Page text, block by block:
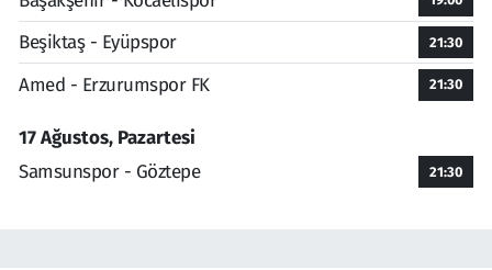
Beşiktaş - Eyüpspor 21:30
Amed - Erzurumspor FK 21:30
17 Ağustos, Pazartesi
Samsunspor - Göztepe
21:30